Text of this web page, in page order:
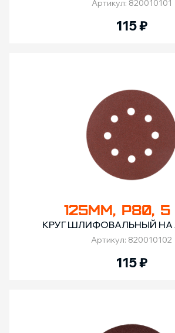
Артикул: 820010101
115₽
125ММ, Р80,
КРУГ ШЛИФОВАЛЬНЫЙ НА
Артикул: 820010102
115₽